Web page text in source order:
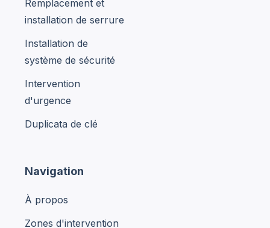
Remplacement et
installation de serrure
Installation de
système de sécurité
Intervention
d'urgence
Duplicata de clé
Navigation
À propos
Zones d'intervention